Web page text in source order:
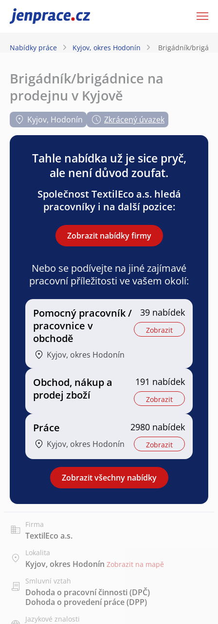
JenPráce.cz
Nabídky práce Kyjov, okres Hodonín Brigádník/
Brigádník/brigádnice na
prodejnu v Kyjově
Kyjov, Hodonín Zkrácený úvazek
Tahle nabídka už je sice pryč,
ale není důvod zoufat.
Společnost TextilEco a.s. hledá
pracovníky i na další pozice:
Zobrazit nabídky firmy
Nebo se podívejte na jiné zajímavé
pracovní příležitosti ve vašem okolí:
Pomocný pracovník /
pracovnice v
obchodě
Kyjov, okres Hodonín
39 nabídek
Zobrazit
Obchod, nákup a
prodej zboží
191 nabídek
Zobrazit
Práce
Kyjov, okres Hodonín
2980 nabídek
Zobrazit
Zobrazit všechny nabídky
Firma
TextilEco a.s.
Lokalita
Kyjov, okres Hodonín Zobrazit na mapě
Smluvní vztah
Dohoda o pracovní činnosti (DPČ)
Dohoda o provedení práce (DPP)
Jazykové znalosti